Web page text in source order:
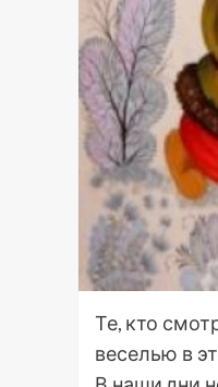
Те, кто
веселью в